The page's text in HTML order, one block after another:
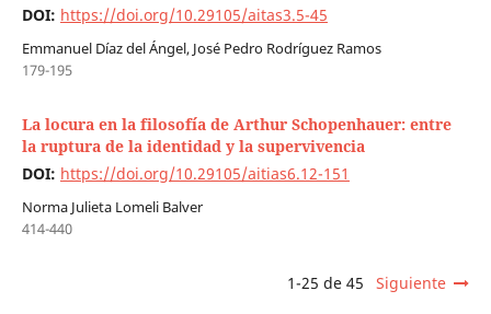
DOI: https://doi.org/10.29105/aitas3.5-45
Emmanuel Díaz del Ángel, José Pedro Rodríguez Ramos
179-195
La locura en la filosofía de Arthur Schopenhauer: entre
la ruptura de la identidad y la supervivencia
DOI: https://doi.org/10.29105/aitias6.12-151
Norma Julieta Lomeli Balver
414-440
1-25 de 45 Siguiente